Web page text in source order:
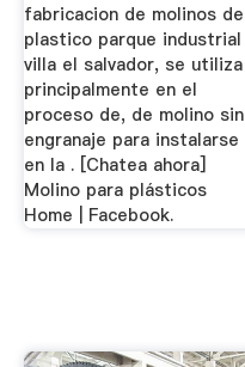
fabricacion de molinos de
plastico parque industrial
villa el salvador, se utiliza
principalmente en el
proceso de, de molino sin
engranaje para instalarse
en la . [Chatea ahora]
Molino para plásticos
Home | Facebook.